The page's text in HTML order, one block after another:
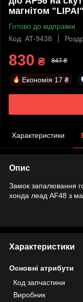
магнітом
Готово до відправки
Код: AT-9438
830 ₴ 847 ₴
Економія 17 ₴
Характеристики
Опис
Замок запалювання
хонда леад AF48 з
Характеристики
Основні атрибути
Код запчастини
Виробник